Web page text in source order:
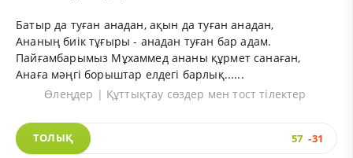
Батыр да туған анадан, ақын да туған анадан,
Ананың биік тұғыры - анадан туған бар адам.
Пайғамбарымыз Мұхаммед ананы құрмет санаған,
Анаға мәңгі борыштар елдегі барлық......
Өлеңдер | Құттықтау сөздер мен тост тілектер
ТОЛЫҚ 57 -31